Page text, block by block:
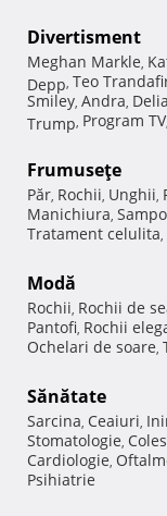
Divertisment
Meghan Markle,
Depp, Teo
Smiley, Andra, Delia
Trump, Program TV,
Frumuseţe
Păr, Rochii, Unghii,
Manichiura,
Tratament celulita,
Modă
Rochii, Rochii de
Pantofi, Rochii
Ochelari de soare,
Sănătate
Sarcina, Ceaiuri,
Stomatologie,
Cardiologie,
Psihiatrie